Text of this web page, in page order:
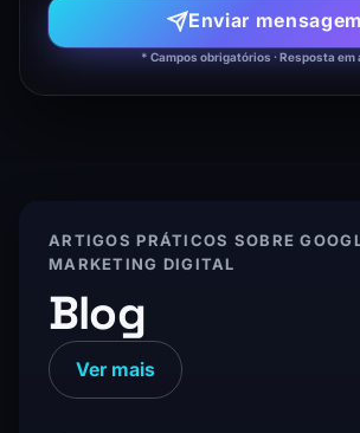
Enviar mensagem
* Campos obrigatórios · Resposta em
ARTIGOS PRÁTICOS SOBRE
MARKETING DIGITAL
Blog
Ver mais